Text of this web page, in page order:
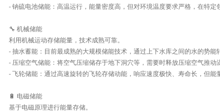
- 钠硫电池储能：高温运行，能量密度高，但对环境温度要求严格，在特定
🔧 机械储能
利用机械运动存储能量，技术成熟可靠。
- 抽水蓄能：目前最成熟的大规模储能技术，通过上下水库之间的水的势
- 压缩空气储能：将空气压缩储存于地下洞穴等，需要时释放压缩空气推
- 飞轮储能：通过高速旋转的飞轮存储动能，响应速度极快、寿命长，但
🔋 电磁储能
基于电磁原理进行能量存储。